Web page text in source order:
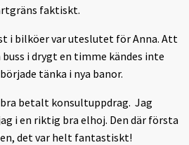
faktiskt.
i bilköer var uteslutet för Anna. Att
i drygt en timme kändes inte
tänka i nya banor.
betalt konsultuppdrag. Jag
i en riktig bra elhoj. Den där första
det var helt fantastiskt!